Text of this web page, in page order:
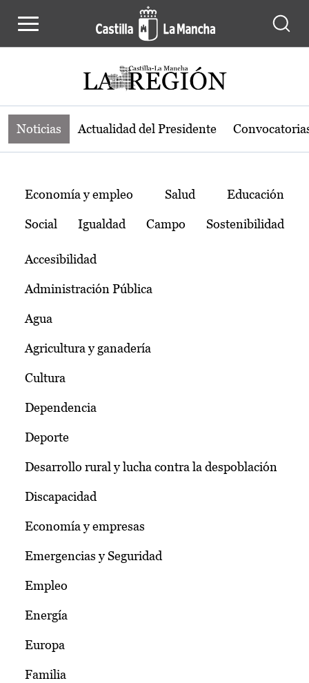
Noticias de la región de Castilla-La
Noticias Actualidad del Presidente
Temas
Economía y empleo Salud Educación
Social Igualdad Campo Sostenibilidad
Accesibilidad
Administración Pública
Agua
Agricultura y ganadería
Cultura
Dependencia
Deporte
Desarrollo rural y lucha contra la despoblación
Discapacidad
Economía y empresas
Emergencias y Seguridad
Empleo
Energía
Europa
Familia